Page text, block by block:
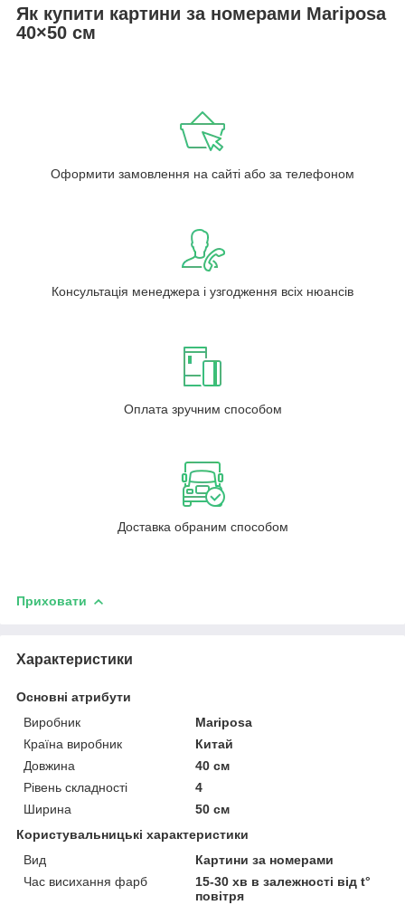
Як купити картини за номерами Mariposa
40×50 см
Оформити замовлення на сайті або за телефоном
Консультація менеджера і узгодження всіх нюансів
Оплата зручним способом
Доставка обраним способом
Приховати
Характеристики
Основні атрибути
Виробник
Mariposa
Країна виробник
Китай
Довжина
40 см
Рівень складності
4
Ширина
50 см
Користувальницькі характеристики
Вид
Картини за номерами
Час висихання фарб
15-30 хв в залежності від t°
повітря